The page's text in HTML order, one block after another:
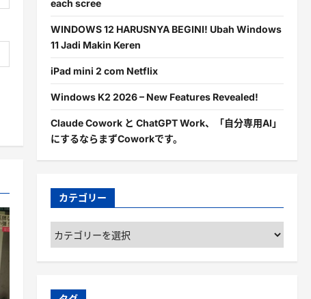
each scree
WINDOWS 12 HARUSNYA BEGINI! Ubah Windows
11 Jadi Makin Keren
iPad mini 2 com Netflix
Windows K2 2026 – New Features Revealed!
Claude Cowork と ChatGPT Work、「自分専用AI」
にするならまずCoworkです。
カテゴリー
カ
テ
ゴ
ー